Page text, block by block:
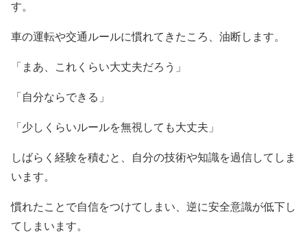
す。
車の運転や交通ルールに慣れてきたころ、油断します。
「まあ、これくらい大丈夫だろう」
「自分ならできる」
「少しくらいルールを無視しても大丈夫」
しばらく経験を積むと、自分の技術や知識を過信してしま
います。
慣れたことで自信をつけてしまい、逆に安全意識が低下し
てしまいます。